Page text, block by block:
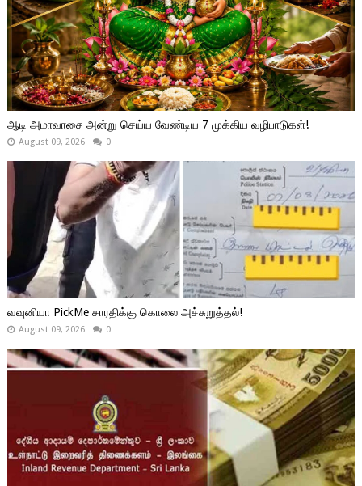
ஆடி அமாவாசை அன்று செய்ய வேண்டிய 7 முக்கிய வழிபாடுகள்!
August 09, 2026 0
வவுனியா PickMe சாரதிக்கு கொலை அச்சுறுத்தல்!
August 09, 2026 0